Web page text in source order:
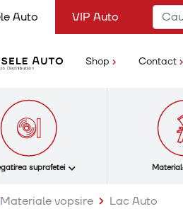
Auto (current)VIP Auto
Shop (current)Contact
suprafetei
Materiale vopsire Lac Auto